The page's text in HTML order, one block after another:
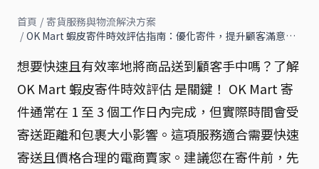
首頁 / 寄貨服務與物流解決方案
/ OK Mart 蝦皮寄件時效評估指南：優化寄件，提升顧客滿意…
想要快速且有效率地將商品送到顧客手中嗎？了解
OK Mart 蝦皮寄件時效評估 是關鍵！ OK Mart 寄
件通常在 1 至 3 個工作日內完成，但實際時間會受
寄送距離和包裹大小影響。這項服務適合需要快速
寄送且價格合理的電商賣家。建議您在寄件前，先